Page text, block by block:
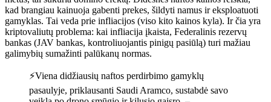
kad brangiau kainuoja gabenti prekes, šildyti namus ir eksploatuoti
gamyklas. Tai veda prie infliacijos (viso kito kainos kyla). Ir čia yra
kriptovaliutų problema: kai infliacija įkaista, Federalinis rezervų
bankas (JAV bankas, kontroliuojantis pinigų pasiūlą) turi mažiau
galimybių sumažinti palūkanų normas.
⚡️Viena didžiausių naftos perdirbimo gamyklų
pasaulyje, priklausanti Saudi Aramco, sustabdė savo